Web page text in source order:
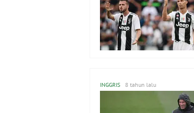
INGGRIS 8 tahun lalu